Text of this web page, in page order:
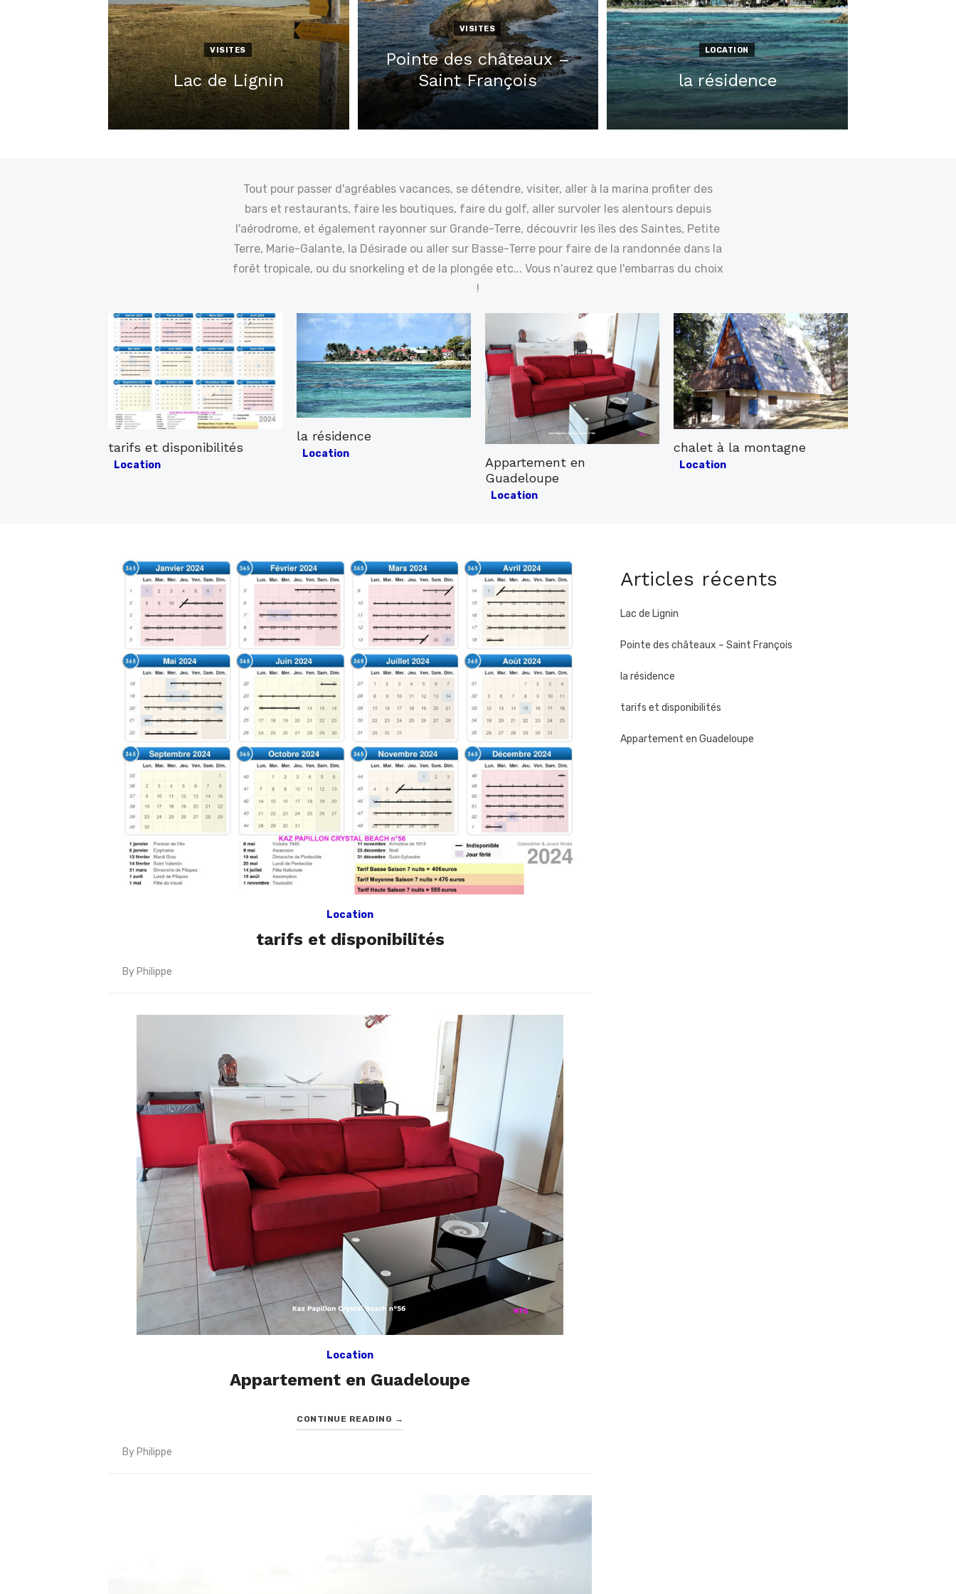
VISITES
Lac de Lignin
Posted
on
VISITES
Pointe des châteaux –
Saint François
Posted
LOCATION
la résidence
Posted
Tout pour passer d'agréables vacances, se détendre, visiter, aller à la marina profiter des
bars et restaurants, faire les boutiques, faire du golf, aller survoler les alentours depuis
l'aérodrome, et également rayonner sur Grande-Terre, découvrir les îles des Saintes, Petite
Terre, Marie-Galante, la Désirade ou aller sur Basse-Terre pour faire de la randonnée dans la
forêt tropicale, ou du snorkeling et de la plongée etc... Vous n'aurez que l'embarras du choix
!
tarifs et disponibilités
Posted
Location
la résidence
Posted
Location
Appartement en
Guadeloupe
Posted
Location
chalet à la montagne
Posted
Location
Location
tarifs et disponibilités
By Philippe
Location
Appartement en Guadeloupe
CONTINUE READING →
By Philippe
Articles récents
Lac de Lignin
Pointe des châteaux – Saint François
la résidence
tarifs et disponibilités
Appartement en Guadeloupe